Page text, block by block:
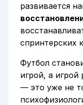
развивается
спринтерских
Футбол
игрой, а игрой
— это уже не